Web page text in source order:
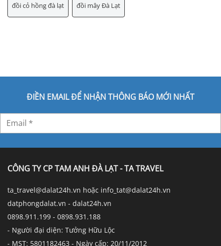
đồi cỏ hồng đà lạt đồi mây Đà Lạt
ĐIỀN EMAIL ĐỂ NHẬN THÔNG BÁO MỚI NHẤT
CÔNG TY CP TAM ANH ĐÀ LẠT - TA TRAVEL
ta_travel@dalat24h.vn hoặc info_tat@dalat24h.vn
datphongdalat.vn - dalat24h.vn
0898.911.199 - 0898.931.188
- Người đại diện: Tưởng Hữu Lộc
- MST: 5801182463 - Ngày cấp: 20/11/2012